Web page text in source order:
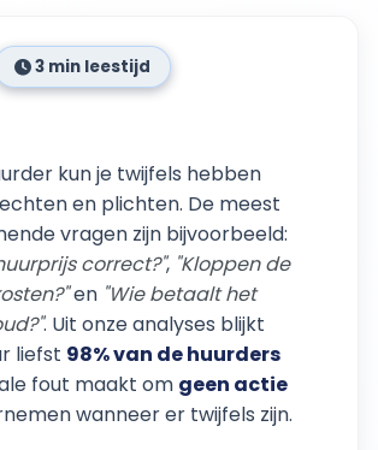
3 min leestijd
kun je twijfels hebben
en plichten. De meest
vragen zijn bijvoorbeeld:
correct?", "Kloppen de
en "Wie betaalt het
. Uit onze analyses blijkt
liefst 98% van de huurders
fout maakt om geen actie
wanneer er twijfels zijn.